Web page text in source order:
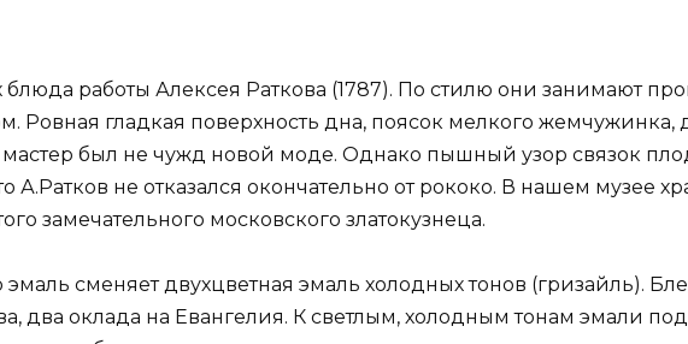
работы Алексея Раткова (1787). По стилю они занимают
Ровная гладкая поверхность дна, поясок мелкого жемчужинка,
мастер был не чужд новой моде. Однако пышный узор связок
А.Ратков не отказался окончательно от рококо. В нашем музее
замечательного московского златокузнеца.
сменяет двухцветная эмаль холодных тонов (гризайль).
два оклада на Евангелия. К светлым, холодным тонам эмали